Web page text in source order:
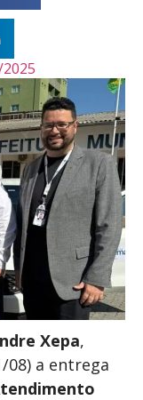
Xepa,
08) a entrega